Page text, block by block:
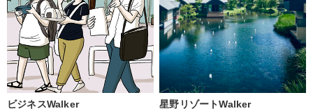
ビジネスWalker 星野リゾートWalker